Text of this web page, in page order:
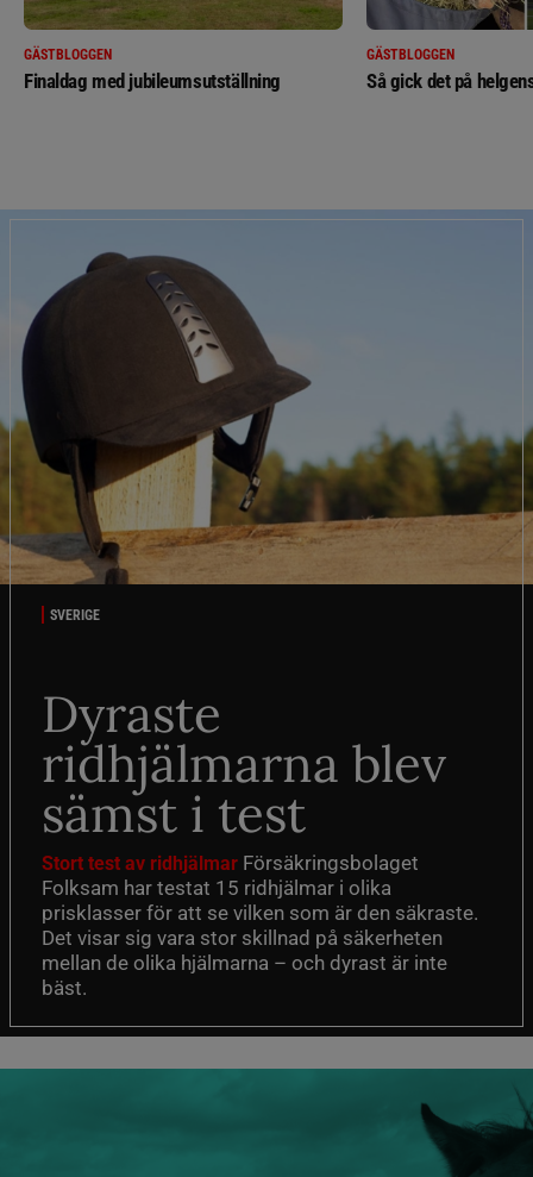
GÄSTBLOGGEN
Finaldag med jubileumsutställning
GÄSTBLOGGEN
Så gick det på
SVERIGE
Dyraste
ridhjälmarna blev
sämst i test
Stort test av ridhjälmar Försäkringsbolaget
Folksam har testat 15 ridhjälmar i olika
prisklasser för att se vilken som är den säkraste.
Det visar sig vara stor skillnad på säkerheten
mellan de olika hjälmarna – och dyrast är inte
bäst.